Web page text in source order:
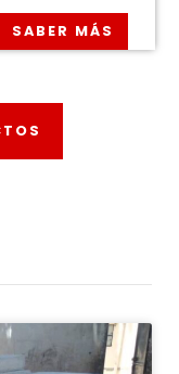
SABER MÁS